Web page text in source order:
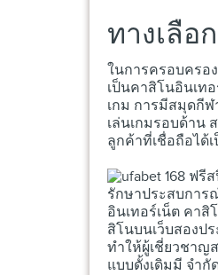
ทางเลือ
ในการครอบครอ
เป็นคาสิโนอินเท
เกม การมีสมุดกี
เล่นเกมรอบด้าน
ลูกค้าที่เชื่อถือได้
รักษาประสบการ
อินเทอร์เน็ต คา
สิโนบนเว็บสองป
ทำให้ผู้เชี่ยวชาญ
แบบดั้งเดิมมี จำกั